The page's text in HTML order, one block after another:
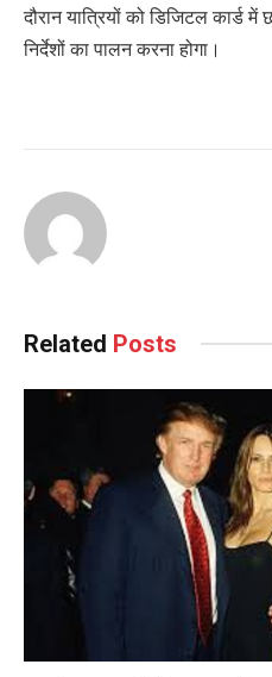
दौरान यात्रियों को डिजिटल
निर्देशों का पालन करना होगा।
Related Posts